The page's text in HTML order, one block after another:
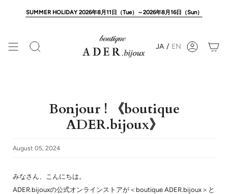
SUMMER HOLIDAY 2026年8月11日（Tue）～2026年8月16日（Sun）
Search JA / EN Account
Bonjour ! 《boutique
ADER.bijoux》
August 05, 2024
みなさん、こんにちは。
ADER.bijouxの公式オンラインストアが＜boutique ADER.bijoux＞と